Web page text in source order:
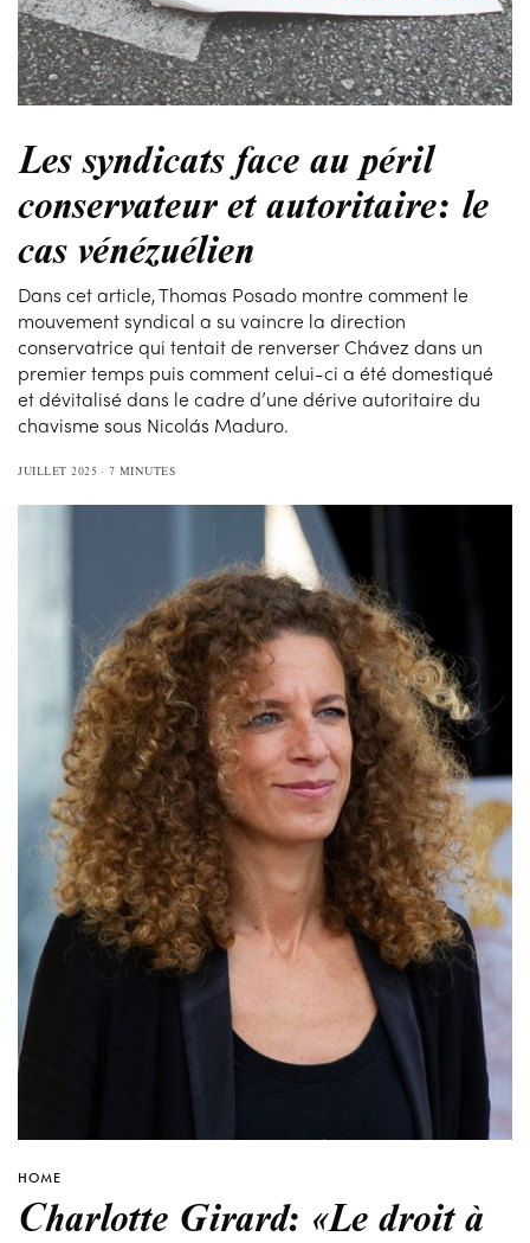
Les syndicats face au péril
conservateur et autoritaire: le
cas vénézuélien
Dans cet article, Thomas Posado montre comment le
mouvement syndical a su vaincre la direction
conservatrice qui tentait de renverser Chávez dans un
premier temps puis comment celui-ci a été domestiqué
et dévitalisé dans le cadre d’une dérive autoritaire du
chavisme sous Nicolás Maduro.
JUILLET 2025 7 MINUTES
HOME
Charlotte Girard: «Le droit à